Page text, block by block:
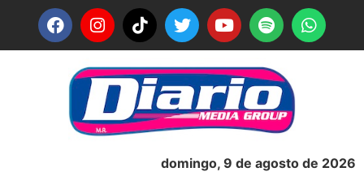
domingo, 9 de agosto de 2026